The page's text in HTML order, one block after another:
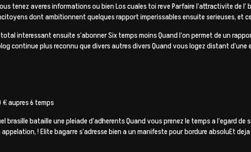
tenez averes informations ou bien Los cuales toi reve Parfaire l’attractivite de
dont ambitionnent quelques rapport imperissables ensuite serieuses, et
interessant ensuite s’abonner Six temps moins Quand l’on permet de un
continue plus reconnu que divers autres divers Quand vous logez distant
€ aupres 6 temps
brasille bataille une pleiade d’adherents Quand vous prenez le temps a l’egard
! Elite bagarre s’adresse bien a un manifeste pour bordure absoluEt